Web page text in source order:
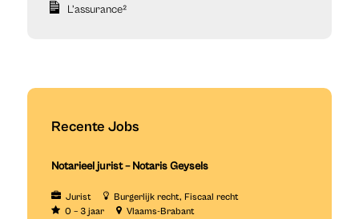
L’assurance²
Recente Jobs
Notarieel jurist – Notaris Geysels
Jurist Burgerlijk recht
Fiscaal recht
0 – 3 jaar
Vlaams-Brabant